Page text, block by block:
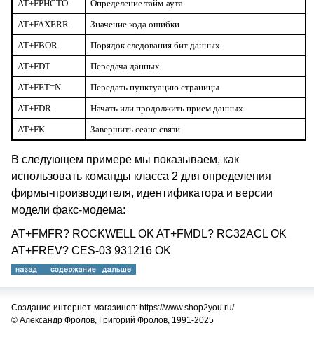
AT+FPHCTO
Определение тайм-аута
AT+FAXERR
Значение кода ошибки
AT+FBOR
Порядок следования бит данных
AT+FDT
Передача данных
AT+FET=N
Передать пунктуацию страницы
AT+FDR
Начать или продолжить прием данных
AT+FK
Завершить сеанс связи
В следующем примере мы показываем, как
использовать команды класса 2 для определения
фирмы-производителя, идентификатора и версии
модели факс-модема:
AT+FMFR? ROCKWELL OK AT+FMDL? RC32ACL OK
AT+FREV? CES-03 931216 OK
Создание интернет-магазинов: https://www.shop2you.ru/
© Александр Фролов, Григорий Фролов, 1991-2025